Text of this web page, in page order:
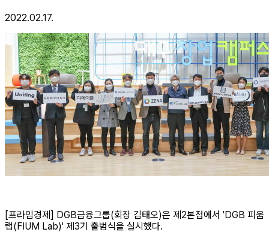
2022.02.17.
[프라임경제] DGB금융그룹(회장 김태오)은 제2본점에서 'DGB 피움
랩(FIUM Lab)' 제3기 출범식을 실시했다.